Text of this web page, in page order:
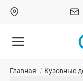
Главная / Кузовные